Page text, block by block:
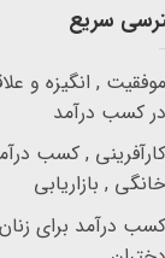
سریع
موفقیت , انگیزه و
در کسب درآمد
کارآفرینی , کسب
خانگی , بازاریابی
کسب درآمد برای